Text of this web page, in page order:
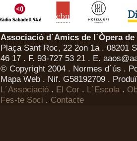
Associació d´Amics de l´Òpera
Plaça Sant Roc, 22 2on 1a . 08201
46 17 . F. 93-727 53 21 . E.
© Copyright 2004 . Normes d´ús .
Mapa Web . Nif. G58192709 .
L´Associació . El Cor . L´Escola.
Fes-te Soci . Contacte